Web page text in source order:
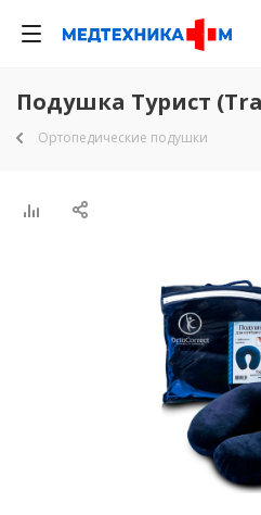
Подушка Турист
Ортопедические подушки